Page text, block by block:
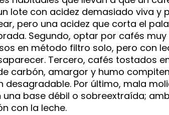
lote con acidez demasiado viva y
pero una acidez que corta el
Segundo, optar por cafés
en método filtro solo, pero con
Tercero, cafés tostados
carbón, amargor y humo
desagradable. Por último, mala
una base débil o sobreextraída;
con la leche.